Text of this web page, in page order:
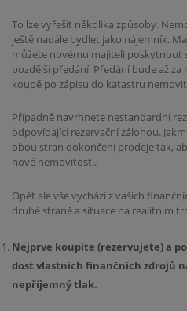
To lze vyřešit několika způsoby.
ještě nadále bydlet jako nájemník.
můžete novému majiteli poskytnout
pozdější předání. Předání bude až
koupě po zápisu do katastru
Případně navrhnete nestandardní
odpovídající rezervační zálohou.
obou stran dokončení prodeje tak,
nové nemovitosti.
Opět ale vše vychází z vašich
druhé straně a situace na realitním
Nejprve koupíte (rezervujete) a
dost vlastních finančních zdrojů
nepříjemný tlak.